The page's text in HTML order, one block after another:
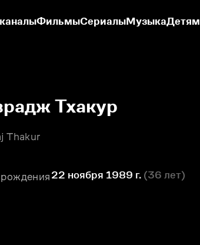
ФильмыСериалыМузыкаДетям
Тхакур
Thakur
22 ноября 1989 г. (36 лет)